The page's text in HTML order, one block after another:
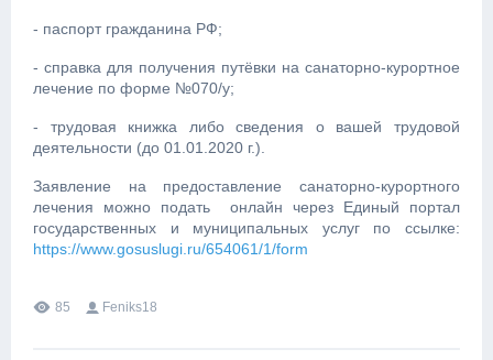
- паспорт гражданина РФ;
- справка для получения путёвки на санаторно-курортное
лечение по форме №070/у;
- трудовая книжка либо сведения о вашей трудовой
деятельности (до 01.01.2020 г.).
Заявление на предоставление санаторно-курортного
лечения можно подать онлайн через Единый портал
государственных и муниципальных услуг по ссылке:
https://www.gosuslugi.ru/654061/1/form
85 Feniks18